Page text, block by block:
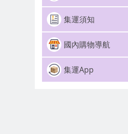
集運須知
國內購物導航
集運App